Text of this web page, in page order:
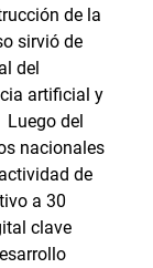
de la
sirvió de
del
artificial y
Luego del
nacionales
de
a 30
clave